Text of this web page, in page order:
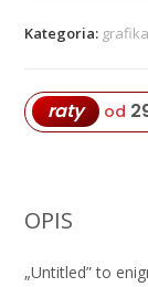
Savchenko
Kategoria: grafika
raty od
OPIS
„Untitled” to